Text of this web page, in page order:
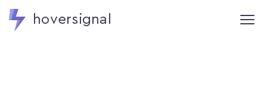
hoversignal